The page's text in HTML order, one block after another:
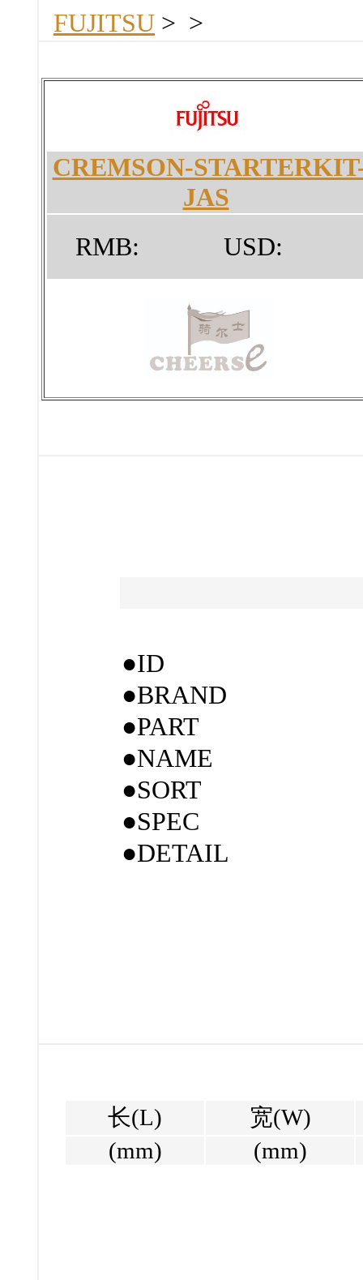
FUJITSU > >
CREMSON-
JAS
RMB:
USD:
●ID
●BRAND
●PART
●NAME
●SORT
●SPEC
●DETAIL
长(L)
宽(W)
(mm)
(mm)